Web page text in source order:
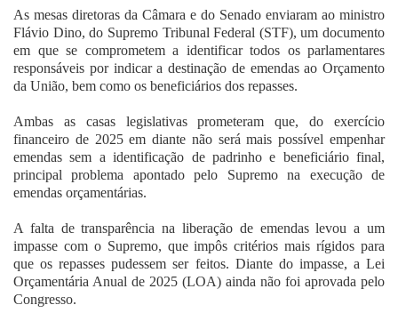
As mesas diretoras da Câmara e do Senado enviaram ao ministro
Flávio Dino, do Supremo Tribunal Federal (STF), um documento
em que se comprometem a identificar todos os parlamentares
responsáveis por indicar a destinação de emendas ao Orçamento
da União, bem como os beneficiários dos repasses.
Ambas as casas legislativas prometeram que, do exercício
financeiro de 2025 em diante não será mais possível empenhar
emendas sem a identificação de padrinho e beneficiário final,
principal problema apontado pelo Supremo na execução de
emendas orçamentárias.
A falta de transparência na liberação de emendas levou a um
impasse com o Supremo, que impôs critérios mais rígidos para
que os repasses pudessem ser feitos. Diante do impasse, a Lei
Orçamentária Anual de 2025 (LOA) ainda não foi aprovada pelo
Congresso.